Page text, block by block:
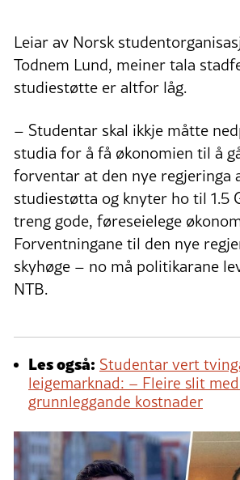
Leiar av Norsk
Todnem Lund, meiner tala
studiestøtte er altfor låg.
– Studentar skal ikkje måtte
studia for å få økonomien til å
forventar at den nye regjeringa
studiestøtta og knyter ho til 1.5
treng gode, føreseielege
Forventningane til den nye
skyhøge – no må politikarane
NTB.
Les også: Studentar vert
leigemarknad: – Fleire slit
grunnleggande kostnader